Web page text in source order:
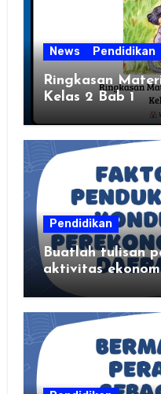
News Pendidikan
Ringkasan
Kelas 2 Bab 1
Pendidikan
Buatlah tulisan
aktivitas
ekonomi, dan hasil produksi daerah
kalian